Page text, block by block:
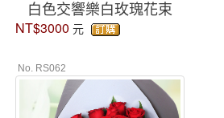
白色交響樂白玫瑰花束
NT$3000 元
No. RS062